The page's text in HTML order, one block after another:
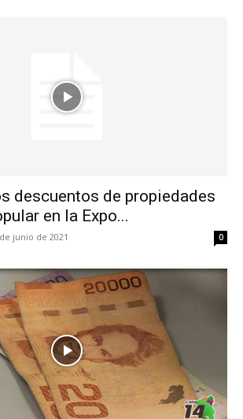
descuentos de propiedades
en la Expo...
junio de 2021 0